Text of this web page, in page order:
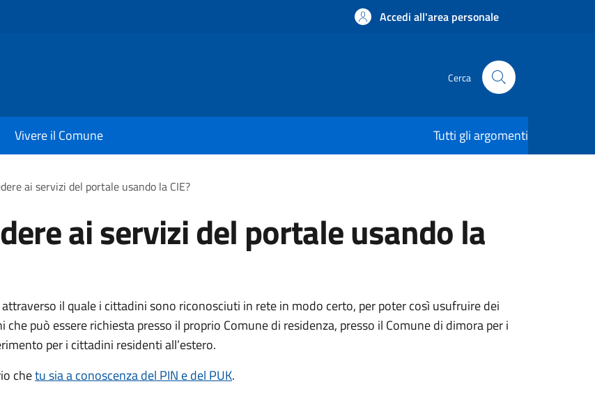
Accedi all'area personale
Cerca
Vivere il Comune Tutti gli argomenti
ai servizi del portale usando la CIE?
ai servizi del portale usando la
il quale i cittadini sono riconosciuti in rete in modo certo, per poter così usufruire dei
che può essererichiesta presso il proprio Comune di residenza, presso il Comune di dimora per i
per i cittadini residenti all’estero.
chetu sia a conoscenza del PIN e del PUK.